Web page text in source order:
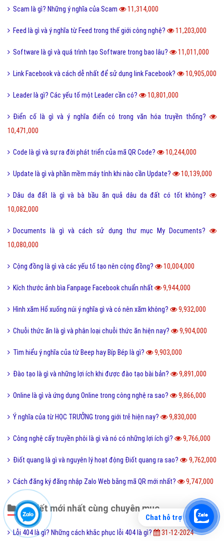
Scam là gì? Những ý nghĩa của Scam 11,314,000
Feed là gì và ý nghĩa từ Feed trong thế giới công nghệ? 11,203,000
Software là gì và quá trình tạo Software trong bao lâu? 11,011,000
Link Facebook và cách dễ nhất để sử dụng link Facebook? 10,905,000
Leader là gì? Các yếu tố một Leader cần có? 10,801,000
Điển cố là gì và ý nghĩa điển có trong văn hóa truyền thống?
10,471,000
Code là gì và sự ra đời phát triển của mã QR Code? 10,244,000
Update là gì và phần mềm máy tính khi nào cần Update? 10,139,000
Dâu da đất là gì và bà bầu ăn quả dâu da đất có tốt không?
10,082,000
Documents là gì và cách sử dụng thư mục My Documents?
10,080,000
Cộng đồng là gì và các yếu tố tạo nên cộng đồng? 10,004,000
Kích thước ảnh bìa Fanpage Facebook chuẩn nhất 9,944,000
Hình xăm Hổ xuống núi ý nghĩa gì và có nên xăm không? 9,932,000
Chuỗi thức ăn là gì và phân loại chuỗi thức ăn hiện nay? 9,904,000
Tìm hiểu ý nghĩa của từ Beep hay Bíp Bép là gì? 9,903,000
Đào tạo là gì và những lợi ích khi được đào tạo bài bản? 9,891,000
Online là gì và ứng dụng Online trong công nghệ ra sao? 9,866,000
Ý nghĩa của từ HỌC TRƯỞNG trong giới trẻ hiện nay? 9,830,000
Công nghệ cấy truyền phôi là gì và nó có những lợi ích gì? 9,766,000
Điốt quang là gì và nguyên lý hoạt động Điốt quang ra sao? 9,762,000
Cách đăng ký đăng nhập Zalo Web bằng mã QR mới nhất? 9,747,000
Bài viết mới nhất cùng chuyên mục
Lỗi 404 là gì? Những cách khắc phục lỗi 404 là gì? 31-12-2024
Chat hỗ trợ